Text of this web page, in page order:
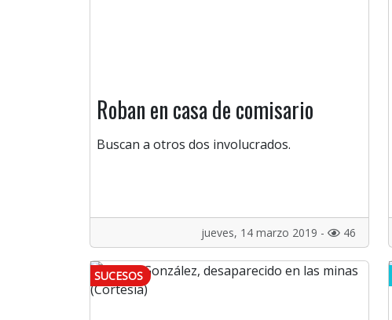
Roban en casa de comisario
Buscan a otros dos involucrados.
jueves, 14 marzo 2019 - 46
SUCESOS